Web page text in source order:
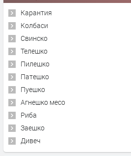
Карантия
Колбаси
Свинско
Телешко
Пилешко
Патешко
Пуешко
Агнешко месо
Риба
Заешко
Дивеч